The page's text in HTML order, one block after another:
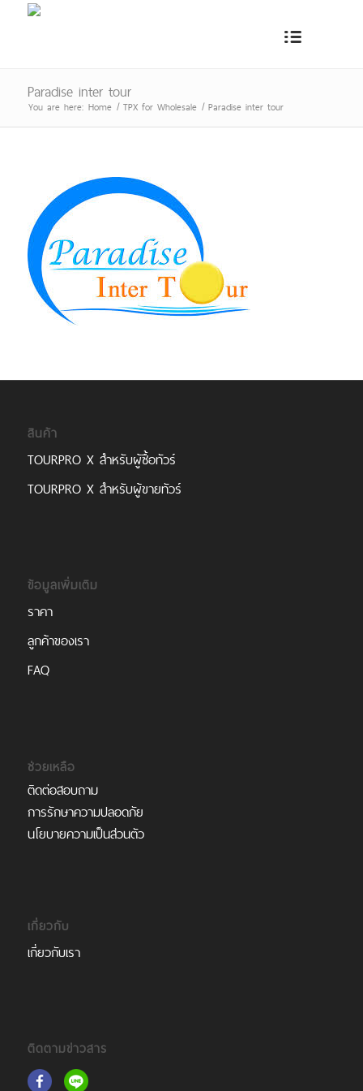
Paradise inter tour
You are here: Home / TPX for Wholesale / Paradise inter tour
สินค้า
TOURPRO X สำหรับผู้ซื้อทัวร์
TOURPRO X สำหรับผู้ขายทัวร์
ข้อมูลเพิ่มเติม
ราคา
ลูกค้าของเรา
FAQ
ช่วยเหลือ
ติดต่อสอบถาม
การรักษาความปลอดภัย
นโยบายความเป็นส่วนตัว
เกี่ยวกับ
เกี่ยวกับเรา
ติดตามข่าวสาร